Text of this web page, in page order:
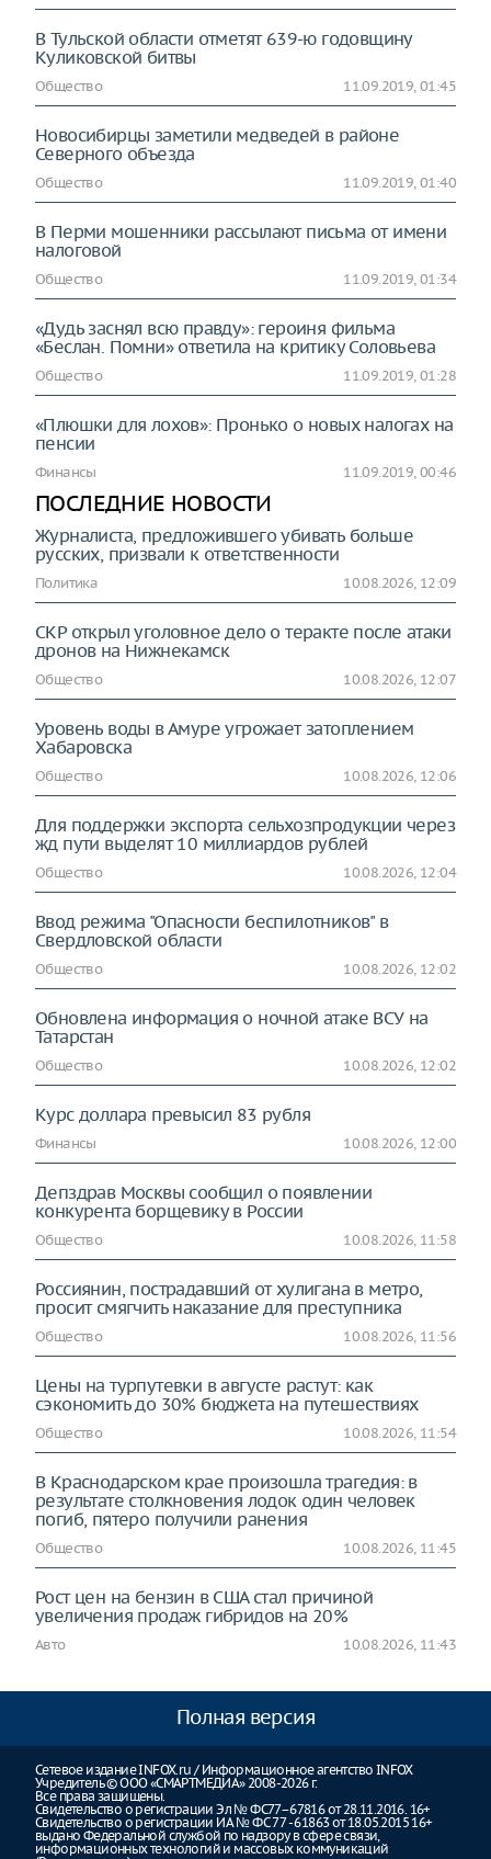
В Тульской области отметят 639-ю годовщину
Куликовской битвы
Общество 11.09.2019, 01:45
Новосибирцы заметили медведей в районе
Северного объезда
Общество 11.09.2019, 01:40
В Перми мошенники рассылают письма от имени
налоговой
Общество 11.09.2019, 01:34
«Дудь заснял всю правду»: героиня фильма
«Беслан. Помни» ответила на критику Соловьева
Общество 11.09.2019, 01:28
«Плюшки для лохов»: Пронько о новых налогах на
пенсии
Финансы 11.09.2019, 00:46
ПОСЛЕДНИЕ НОВОСТИ
Журналиста, предложившего убивать больше
русских, призвали к ответственности
Политика 10.08.2026, 12:09
СКР открыл уголовное дело о теракте после атаки
дронов на Нижнекамск
Общество 10.08.2026, 12:07
Уровень воды в Амуре угрожает затоплением
Хабаровска
Общество 10.08.2026, 12:06
Для поддержки экспорта сельхозпродукции через
жд пути выделят 10 миллиардов рублей
Общество 10.08.2026, 12:04
Ввод режима "Опасности беспилотников" в
Свердловской области
Общество 10.08.2026, 12:02
Обновлена информация о ночной атаке ВСУ на
Татарстан
Общество 10.08.2026, 12:02
Курс доллара превысил 83 рубля
Финансы 10.08.2026, 12:00
Депздрав Москвы сообщил о появлении
конкурента борщевику в России
Общество 10.08.2026, 11:58
Россиянин, пострадавший от хулигана в метро,
просит смягчить наказание для преступника
Общество 10.08.2026, 11:56
Цены на турпутевки в августе растут: как
сэкономить до 30% бюджета на путешествиях
Общество 10.08.2026, 11:54
В Краснодарском крае произошла трагедия: в
результате столкновения лодок один человек
погиб, пятеро получили ранения
Общество 10.08.2026, 11:45
Рост цен на бензин в США стал причиной
увеличения продаж гибридов на 20%
Авто 10.08.2026, 11:43
Полная версия
Сетевое издание INFOX.ru / Информационное агентство INFOX
Учредитель © ООО «СМАРТМЕДИА» 2008-2026 г.
Все права защищены.
Свидетельство о регистрации Эл № ФС77–67816 от 28.11.2016. 16+
Свидетельство о регистрации ИА № ФС 77 - 61863 от 18.05.2015 16+
выдано Федеральной службой по надзору в сфере связи,
информационных технологий и массовых коммуникаций